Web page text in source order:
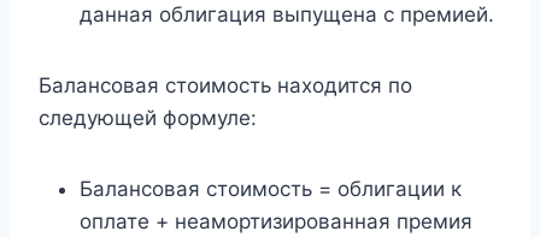
данная облигация выпущена с премией.
Балансовая стоимость находится по
следующей формуле:
Балансовая стоимость = облигации к
оплате + неамортизированная премия